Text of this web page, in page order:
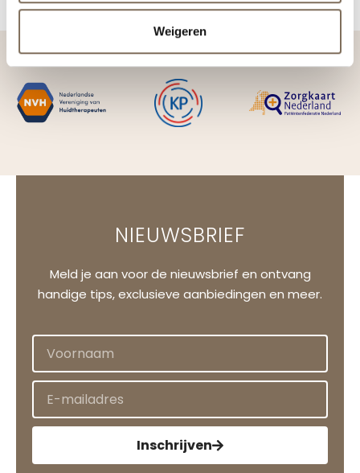
Weigeren
NIEUWSBRIEF
Meld je aan voor de nieuwsbrief en ontvang
handige tips, exclusieve aanbiedingen en meer.
Inschrijven